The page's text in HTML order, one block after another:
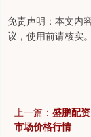
免责声明：本文内
议，使用前请核实。
上一篇： 盛鹏配
市场价格行情